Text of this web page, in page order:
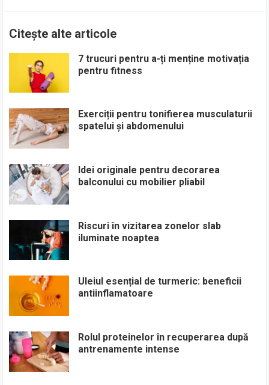
Citește alte articole
7 trucuri pentru a-ți menține motivația
pentru fitness
Exerciții pentru tonifierea musculaturii
spatelui și abdomenului
Idei originale pentru decorarea
balconului cu mobilier pliabil
Riscuri în vizitarea zonelor slab
iluminate noaptea
Uleiul esențial de turmeric: beneficii
antiinflamatoare
Rolul proteinelor în recuperarea după
antrenamente intense